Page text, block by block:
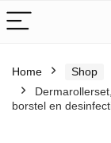
Home Shop
borstel en